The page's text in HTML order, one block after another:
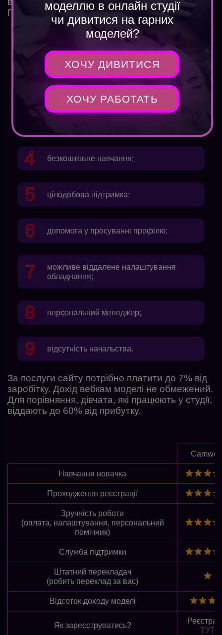
Переваги роботи вдома:
не потрібно витрачати гроші та час на
дорогу;
зручний графік;
безкоштовне навчання;
цілодобова підтримка;
допомога у просуванні профілю;
можливе віддалене налаштування
обладнання;
персональний менеджер;
відсутність начальства.
За послуги сайту потрібно платити до 7% від
заробітку. Дохід вебкам моделі не обмежений.
Для порівняння, дівчата, які працюють у студії,
віддають до 60% від прибутку.
Навчання новачка
Проходження реєстрації
Зручність роботи
(оплата, налаштування, персональний
помічник)
Служба підтримки
Штатний перекладач
(робить переклад за вас)
Відсоток доходу моделі
Як зареєструватись?
ТУТ
моделлю в онлайн студії
чи дивитися на гарних
моделей?
ХОЧУ ДИВИТИСЯ
ХОЧУ РАБОТАТЬ